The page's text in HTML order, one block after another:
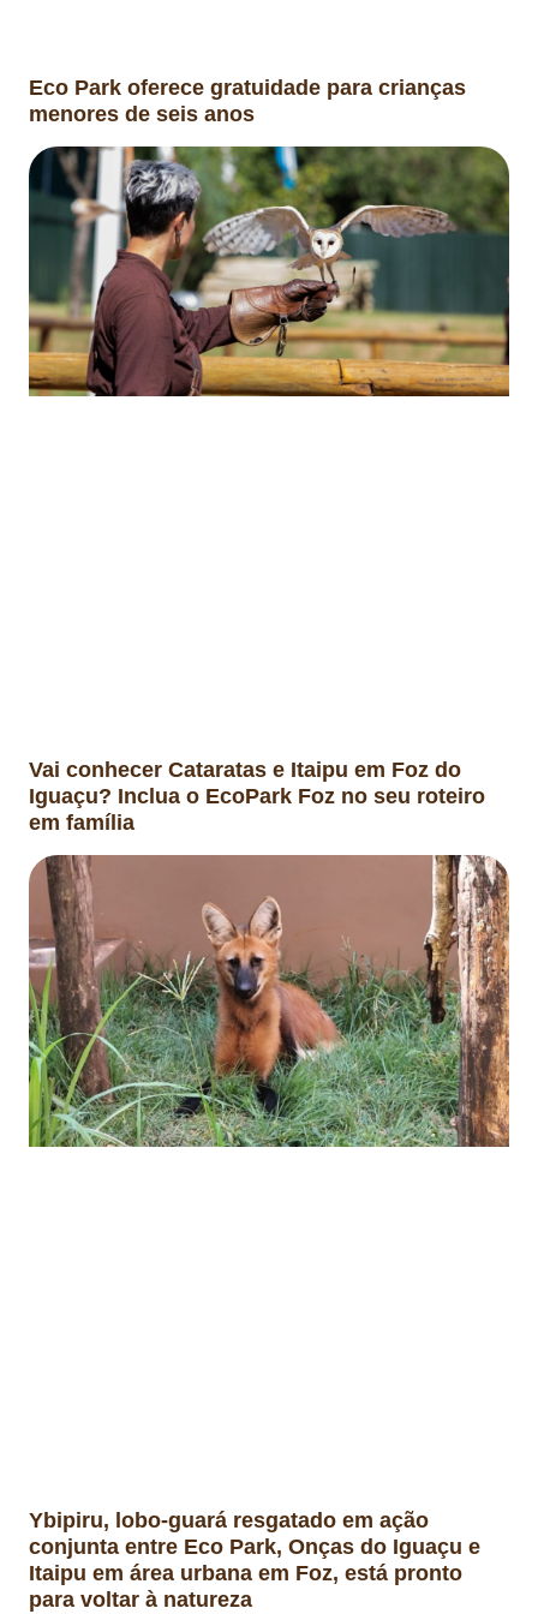
Eco Park oferece gratuidade para crianças
menores de seis anos
Vai conhecer Cataratas e Itaipu em Foz do
Iguaçu? Inclua o EcoPark Foz no seu roteiro
em família
Ybipiru, lobo-guará resgatado em ação
conjunta entre Eco Park, Onças do Iguaçu e
Itaipu em área urbana em Foz, está pronto
para voltar à natureza